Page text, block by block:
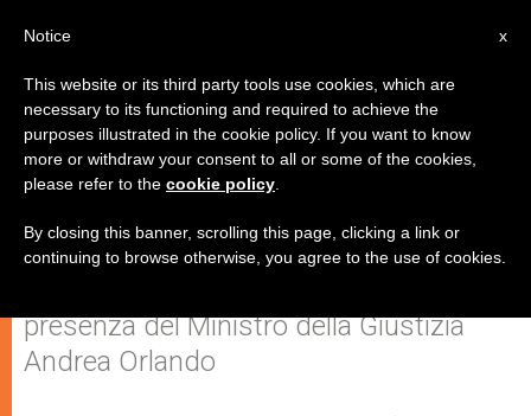
I primi 101 libri di una Biblioteca
della Legalità
presenza del Ministro della Giustizia
Andrea Orlando
x
Notice
This website or its third party tools use cookies, which are
necessary to its functioning and required to achieve the
purposes illustrated in the cookie policy. If you want to know
more or withdraw your consent to all or some of the cookies,
please refer to the cookie policy
By closing this banner, scrolling this page, clicking a link or
continuing to browse otherwise, you agree to the use of cookies.